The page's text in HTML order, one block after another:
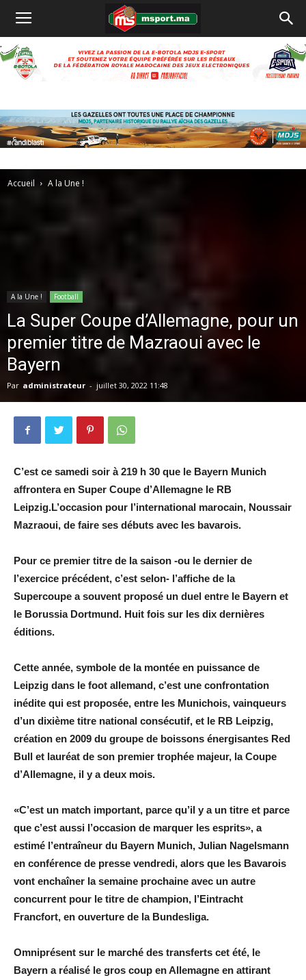
Accueil A la Une !
A la Une ! Football
La Super Coupe d’Allemagne, pour un
premier titre de Mazraoui avec le
Bayern
Par administrateur - juillet 30, 2022 11:48
C’est ce samedi soir à 219 h 30 que le Bayern Munich
affrontera en Super Coupe d’Allemagne le RB
Leipzig.L’occasion pour l’international marocain, Noussair
Mazraoui, de faire ses débuts avec les bavarois.
Pour ce premier titre de la saison -ou le dernier de
l’exercice précédent, c’est selon- l’affiche de la
Supercoupe a souvent proposé un duel entre le Bayern et
le Borussia Dortmund. Huit fois sur les dix dernières
éditions.
Cette année, symbole de la montée en puissance de
Leipzig dans le foot allemand, c’est une confrontation
inédite qui est proposée, entre les Munichois, vainqueurs
d’un dixième titre national consécutif, et le RB Leipzig,
création en 2009 du groupe de boissons énergisantes Red
Bull et lauréat de son premier trophée majeur, la Coupe
d’Allemagne, il y a deux mois.
«C’est un match important, parce qu’il y a un titre et parce
que c’est aussi l’occasion de marquer les esprits», a
estimé l’entraîneur du Bayern Munich, Julian Nagelsmann
en conférence de presse vendredi, alors que les Bavarois
vont enchaîner la semaine prochaine avec un autre
concurrent pour le titre de champion, l’Eintracht
Francfort, en ouverture de la Bundesliga.
Omniprésent sur le marché des transferts cet été, le
Bayern a réalisé le gros coup en Allemagne en attirant